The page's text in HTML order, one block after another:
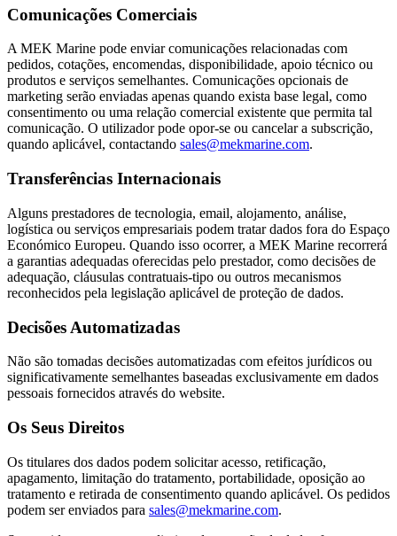
Comunicações Comerciais
A MEK Marine pode enviar comunicações relacionadas com
pedidos, cotações, encomendas, disponibilidade, apoio técnico ou
produtos e serviços semelhantes. Comunicações opcionais de
marketing serão enviadas apenas quando exista base legal, como
consentimento ou uma relação comercial existente que permita tal
comunicação. O utilizador pode opor-se ou cancelar a subscrição,
quando aplicável, contactando sales@mekmarine.com.
Transferências Internacionais
Alguns prestadores de tecnologia, email, alojamento, análise,
logística ou serviços empresariais podem tratar dados fora do Espaço
Económico Europeu. Quando isso ocorrer, a MEK Marine recorrerá
a garantias adequadas oferecidas pelo prestador, como decisões de
adequação, cláusulas contratuais-tipo ou outros mecanismos
reconhecidos pela legislação aplicável de proteção de dados.
Decisões Automatizadas
Não são tomadas decisões automatizadas com efeitos jurídicos ou
significativamente semelhantes baseadas exclusivamente em dados
pessoais fornecidos através do website.
Os Seus Direitos
Os titulares dos dados podem solicitar acesso, retificação,
apagamento, limitação do tratamento, portabilidade, oposição ao
tratamento e retirada de consentimento quando aplicável. Os pedidos
podem ser enviados para sales@mekmarine.com.